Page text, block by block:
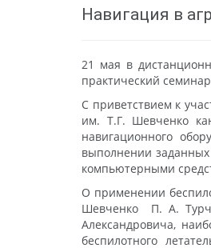
Навигация в
21 мая в
практический
С приветствием к
им. Т.Г. Шевченко
навигационного
выполнении
компьютерными
О применении
Шевченко П. А.
Александровича,
беспилотного